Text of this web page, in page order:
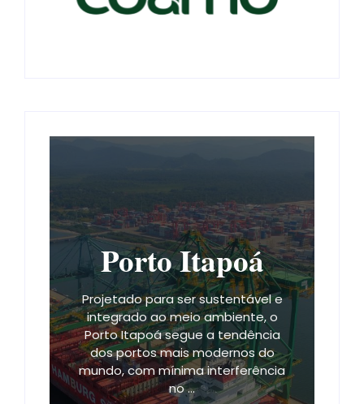
Porto Itapoá
Projetado para ser sustentável e
integrado ao meio ambiente, o
Porto Itapoá segue a tendência
dos portos mais modernos do
mundo, com mínima interferência
no ...